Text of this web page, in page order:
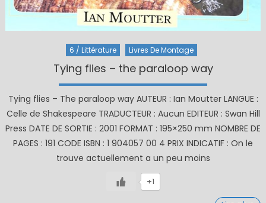
6 / Littérature Livres De Montage
Tying flies – the paraloop way
Tying flies – The paraloop way AUTEUR : Ian Moutter LANGUE :
Celle de Shakespeare TRADUCTEUR : Aucun EDITEUR : Swan Hill
Press DATE DE SORTIE : 2001 FORMAT : 195×250 mm NOMBRE DE
PAGES : 191 CODE ISBN : 1 904057 00 4 PRIX INDICATIF : On le
trouve actuellement a un peu moins
+1